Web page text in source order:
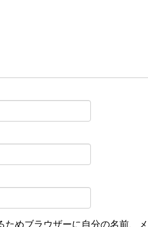
ためブラウザーに自分の名前、